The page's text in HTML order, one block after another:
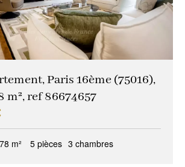
Paris 16ème (75016),
m², ref 86674657
m² 5 pièces 3 chambres